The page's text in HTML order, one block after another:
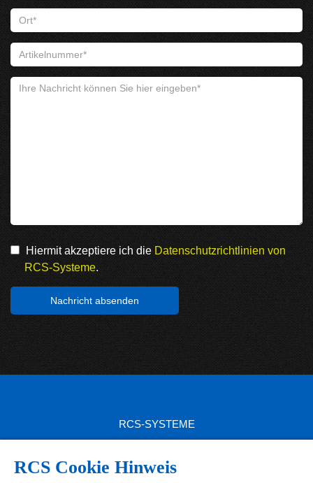
RCS Cookie Hinweis
Hiermit akzeptiere ich die Datenschutzrichtlinien von
RCS-Systeme.
RCS-SYSTEME